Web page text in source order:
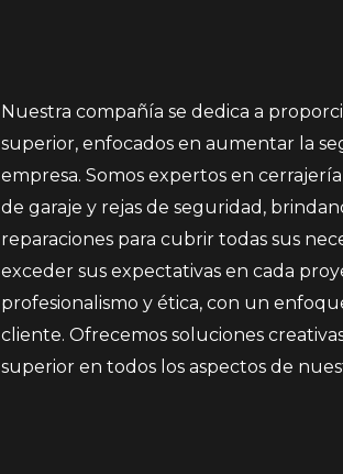
Nuestra compañía se dedica a
superior, enfocados en aumentar la
empresa. Somos expertos en
de garaje y rejas de seguridad,
reparaciones para cubrir todas sus
exceder sus expectativas en cada
profesionalismo y ética, con un
cliente. Ofrecemos soluciones
superior en todos los aspectos de